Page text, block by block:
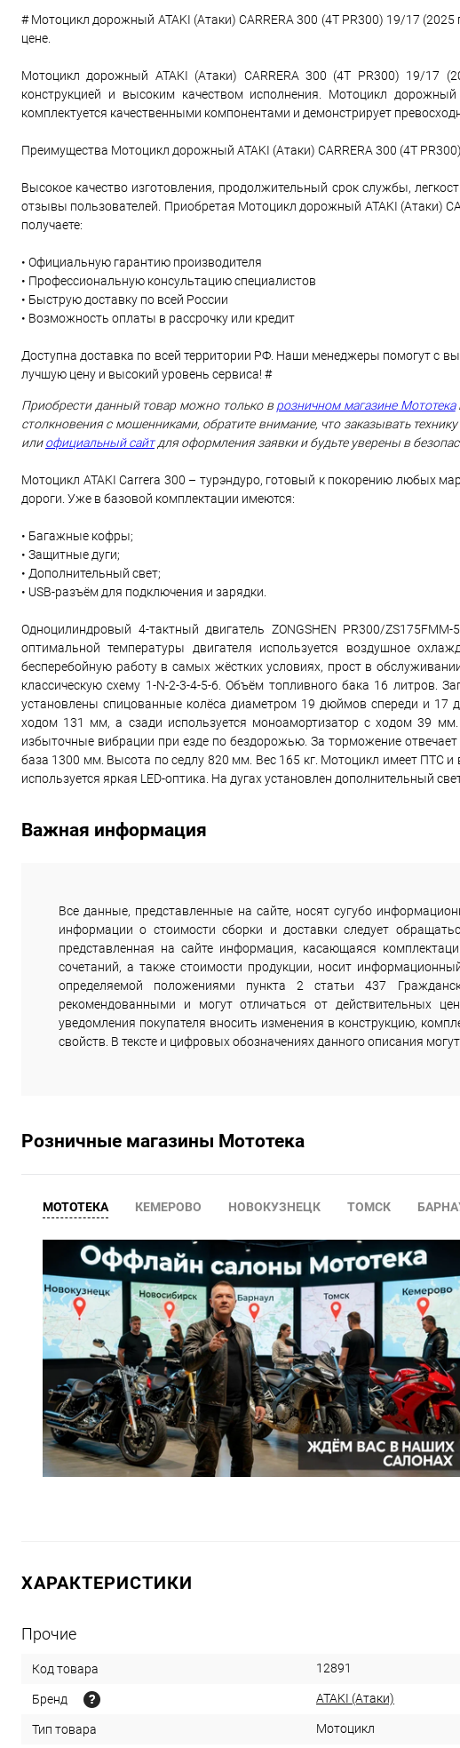
# Мотоцикл дорожный ATAKI (Атаки) CARRERA 300 (4T PR300) 19/17
цене.
Мотоцикл дорожный ATAKI (Атаки) CARRERA 300 (4T PR300) 19/17
конструкцией и высоким качеством исполнения. Мотоцикл
комплектуется качественными компонентами и демонстрирует
Преимущества Мотоцикл дорожный ATAKI (Атаки) CARRERA 300 (4T
Высокое качество изготовления, продолжительный срок службы,
отзывы пользователей. Приобретая Мотоцикл дорожный ATAKI (Атаки)
получаете:
• Официальную гарантию производителя
• Профессиональную консультацию специалистов
• Быструю доставку по всей России
• Возможность оплаты в рассрочку или кредит
Доступна доставка по всей территории РФ. Наши менеджеры помогут с
лучшую цену и высокий уровень сервиса! #
Приобрести данный товар можно только врозничном магазине Мототека
столкновения с мошенниками, обратите внимание, что заказывать
илиофициальный сайтдля оформления заявки и будьте уверены в
Мотоцикл ATAKI Carrera 300 – турэндуро, готовый к покорению любых
дороги. Уже в базовой комплектации имеются:
• Багажные кофры;
• Защитные дуги;
• Дополнительный свет;
• USB-разъём для подключения и зарядки.
Одноцилиндровый 4-тактный двигатель ZONGSHEN PR300/
оптимальной температуры двигателя используется воздушное
бесперебойную работу в самых жёстких условиях, прост в
классическую схему 1-N-2-3-4-5-6. Объём топливного бака 16 литров.
установлены спицованные колёса диаметром 19 дюймов спереди и 17
ходом 131 мм, а сзади используется моноамортизатор с ходом 39
избыточные вибрации при езде по бездорожью. За торможение
база 1300 мм. Высота по седлу 820 мм. Вес 165 кг. Мотоцикл имеет ПТС
используется яркая LED-оптика. На дугах установлен
Важная информация
Все данные, представленные на сайте, носят сугубо
информации о стоимости сборки и доставки следует
представленная на сайте информация, касающаяся
сочетаний, а также стоимости продукции, носит
определяемой положениями пункта 2 статьи 437
рекомендованными и могут отличаться от действительных
уведомления покупателя вносить изменения в конструкцию,
свойств. В тексте и цифровых обозначениях данного описания
Розничные магазины Мототека
МОТОТЕКА КЕМЕРОВО НОВОКУЗНЕЦК ТОМСК
ХАРАКТЕРИСТИКИ
Прочие
Код товара 12891
Бренд ATAKI (Атаки)
Тип товара Мотоцикл